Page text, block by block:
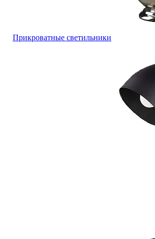
Прикроватные светильники